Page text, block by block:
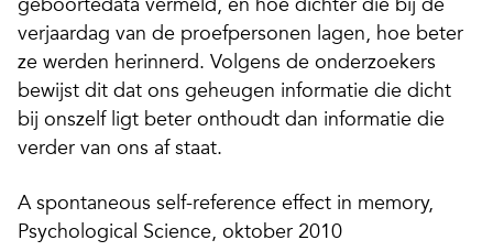
verjaardag van de proefpersonen lagen, hoe beter
ze werden herinnerd. Volgens de onderzoekers
bewijst dit dat ons geheugen informatie die dicht
bij onszelf ligt beter onthoudt dan informatie die
verder van ons af staat.
A spontaneous self-reference effect in memory,
Psychological Science, oktober 2010